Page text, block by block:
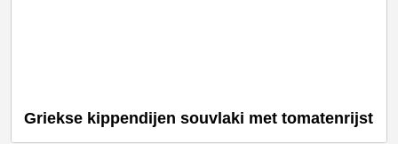
Griekse kippendijen souvlaki met tomatenrijst